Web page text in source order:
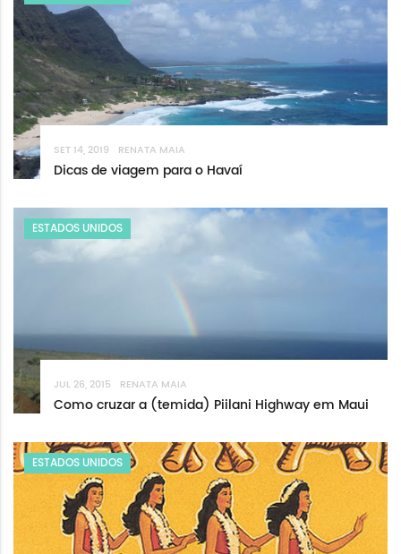
SET 14, 2019 RENATA MAIA
Dicas de viagem para o Havaí
ESTADOS UNIDOS
JUL 26, 2015 RENATA MAIA
Como cruzar a (temida) Piilani Highway em Maui
ESTADOS UNIDOS